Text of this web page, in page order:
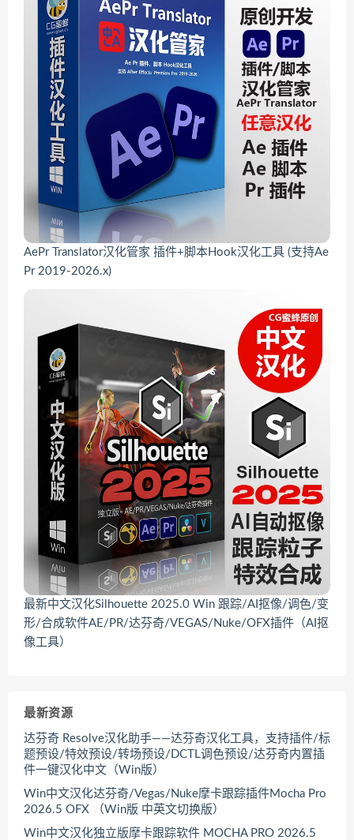
AePr Translator汉化管家 插件+脚本Hook汉化工具 (支持Ae
Pr 2019-2026.x)
最新中文汉化Silhouette 2025.0 Win 跟踪/AI抠像/调色/变
形/合成软件AE/PR/达芬奇/VEGAS/Nuke/OFX插件（AI抠
像工具）
最新资源
达芬奇 Resolve汉化助手——达芬奇汉化工具，支持插件/标
题预设/特效预设/转场预设/DCTL调色预设/达芬奇内置插
件一键汉化中文（Win版）
Win中文汉化达芬奇/Vegas/Nuke摩卡跟踪插件Mocha Pro
2026.5 OFX （Win版 中英文切换版）
Win中文汉化独立版摩卡跟踪软件 MOCHA PRO 2026.5